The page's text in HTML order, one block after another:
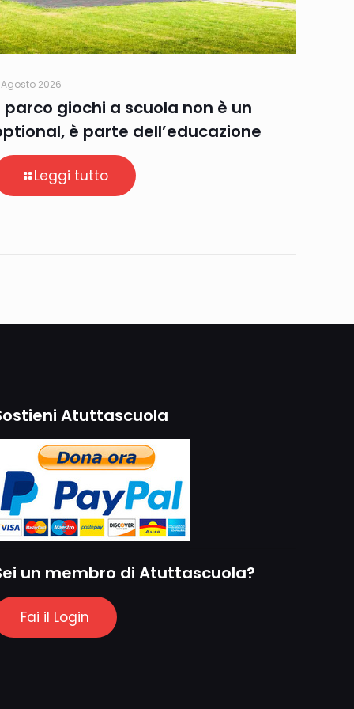
2026
parco giochi a scuola non è un
è parte dell’educazione
Leggi tutto
Atuttascuola
un membro di Atuttascuola?
Fai il Login